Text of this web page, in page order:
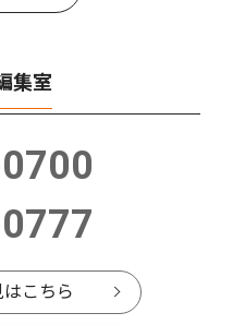
集室
こちら